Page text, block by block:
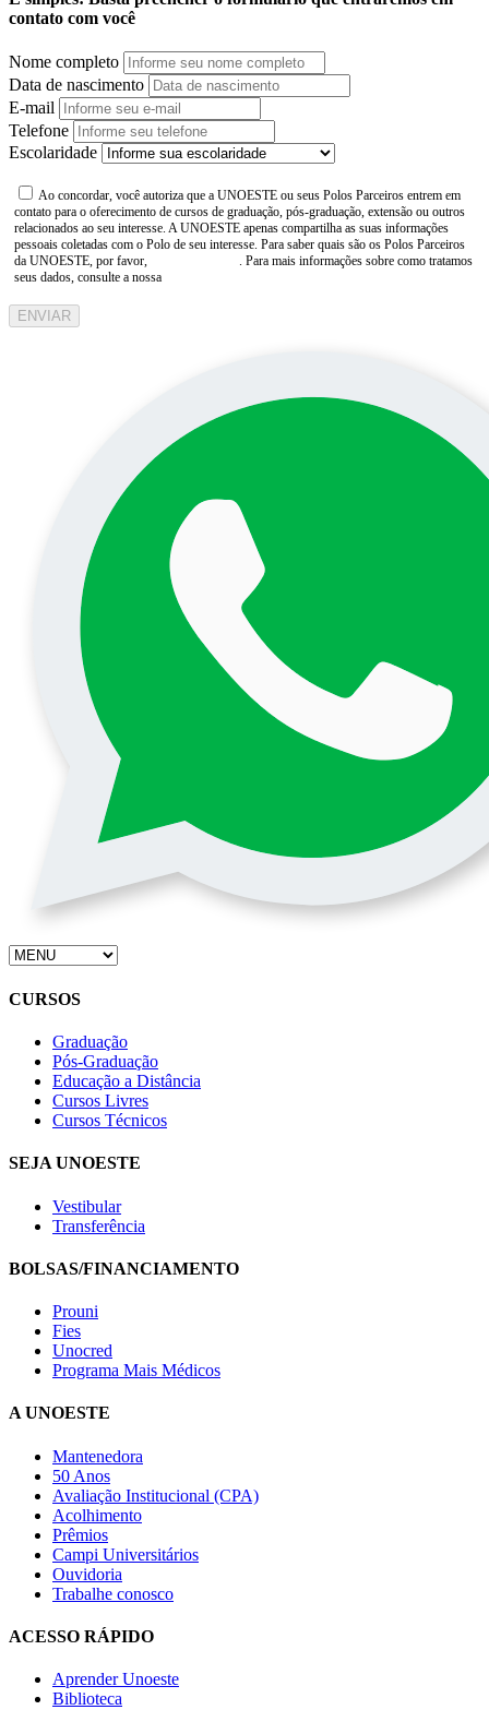
contato com você
Nome completo
Data de nascimento
E-mail
Telefone
Escolaridade
Ao concordar, você autoriza que a UNOESTE ou seus Polos Parceiros entrem em
contato para o oferecimento de cursos de graduação, pós-graduação, extensão ou outros
relacionados ao seu interesse. A UNOESTE apenas compartilha as suas informações
pessoais coletadas com o Polo de seu interesse. Para saber quais são os Polos Parceiros
da UNOESTE, por favor,
. Para mais informações sobre como tratamos
seus dados, consulte a nossa
ENVIAR
CURSOS
Graduação
Pós-Graduação
Educação a Distância
Cursos Livres
Cursos Técnicos
SEJA UNOESTE
Vestibular
Transferência
BOLSAS/FINANCIAMENTO
Prouni
Fies
Unocred
Programa Mais Médicos
A UNOESTE
Mantenedora
50 Anos
Avaliação Institucional (CPA)
Acolhimento
Prêmios
Campi Universitários
Ouvidoria
Trabalhe conosco
ACESSO RÁPIDO
Aprender Unoeste
Biblioteca